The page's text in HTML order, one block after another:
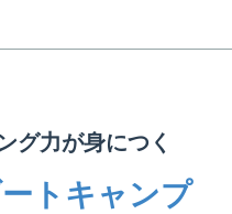
グ力が身につく
トキャンプ